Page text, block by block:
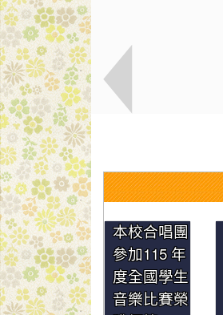
本校合唱團
參加115 年
度全國學生
音樂比賽榮